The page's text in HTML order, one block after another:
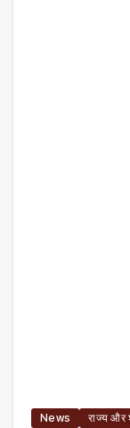
News राज्य और